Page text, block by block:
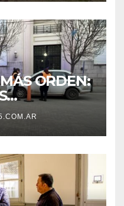
ORDEN:
DOLORES